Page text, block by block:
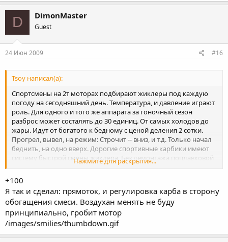
D DimonMaster
Guest
24 Июн 2009 #16
Tsoy написал(а):
Спортсмены на 2т моторах подбирают жиклеры под каждую
погоду на сегодняшний день. Температура, и давление играют
роль. Для одного и того же аппарата за гоночный сезон
разброс может состалять до 30 единиц. От самых холодов до
жары. Идут от богатого к бедному с ценой деления 2 сотки.
Прогрел, вывел, на режим: Строчит -- вниз, и т.д. Только начал
беднить, на одно вверх. Дорогие спортивные карбики имеют
систему быстрой смены жиклера. Без демонтажа поплавковой
камеры. На старых ВайБиэРах установлен простейший
карбюратор. По принципу работы мало чем отличающийся от
обычных скутерных. На более свежих -- СиВи. Он менее
требователен к погоде. Думаю для ВайБиэР, при его
общегражданском использовании, достаточно штатного. При
замене фильтра или выпуска возможно требуется
незначительная корректировка в большую сторону в рамках
полутора десяток. Поправьте, если ошибаюсь. Цой )
Нажмите для раскрытия...
+100
Я так и сделал: прямоток, и регулировка карба в сторону
обогащения смеси. Воздухан менять не буду
принципиально, гробит мотор
/images/smilies/thumbdown.gif